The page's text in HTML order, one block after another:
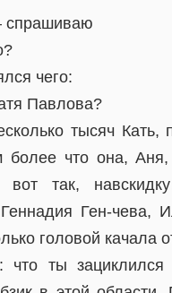
спрашиваю
чего:
Павлова?
тысяч
более что она,
вот так,
Ген-чева,
головой качала
что ты